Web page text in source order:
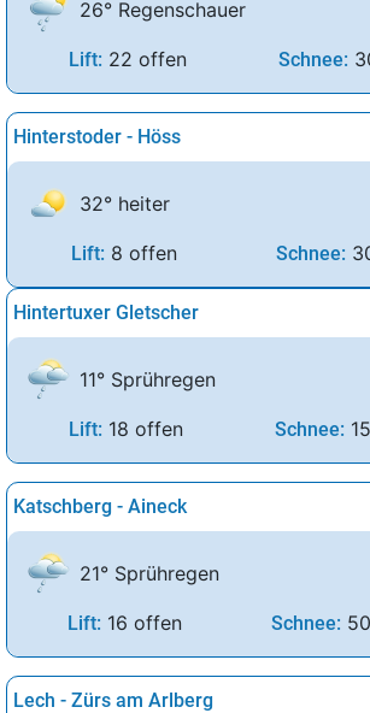
26° Regenschauer
Lift: 22 offen Schnee:
Hinterstoder - Höss
32° heiter
Lift: 8 offen Schnee:
Hintertuxer Gletscher
11° Sprühregen
Lift: 18 offen Schnee:
Katschberg - Aineck
21° Sprühregen
Lift: 16 offen Schnee:
Lech - Zürs am Arlberg